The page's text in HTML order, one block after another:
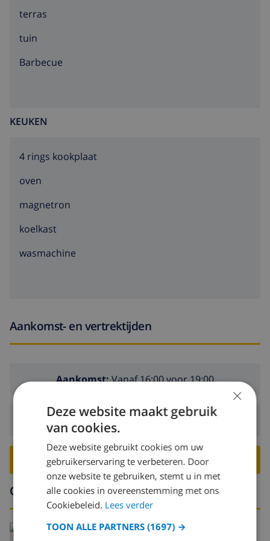
terras
tuin
barbecue
KEUKEN
4 rings kookplaat
oven
magnetron
koelkast
wasmachine
Aankomst- en vertrektijden
Aankomst:Vanaf 16:00 voor 19:00
Vertrek: Voor: 10:00
BOEK DEZE VILLA ›
Omgeving
Lees meer over:
×
Deze website maakt gebruik
van cookies.
Deze website gebruikt cookies om uw
gebruikerservaring te verbeteren. Door
onze website te gebruiken, stemt u in met
alle cookies in overeenstemming met ons
Cookiebeleid. Lees verder
TOON ALLE PARTNERS(1697) →